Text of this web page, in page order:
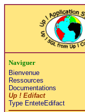
Naviguer
Bienvenue
Ressources
Documentations
Up ! Edifact
Type EnteteEdifact